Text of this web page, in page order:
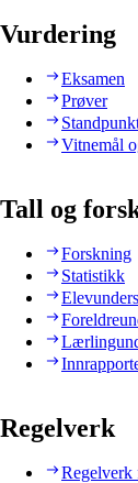
Vurdering
Eksamen
Prøver
Vitnemål
Tall og
Forskning
Statistikk
Regelverk
Regelverk